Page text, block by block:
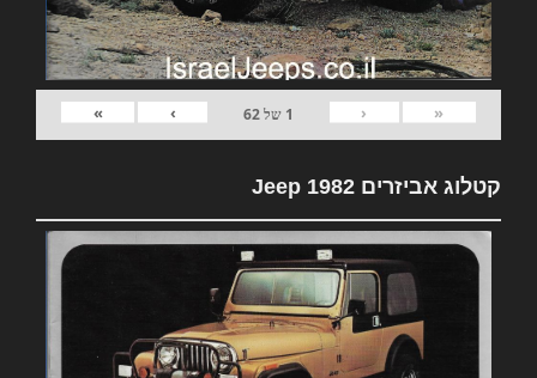
«
‹
1 של62
›
»
קטלוג אביזרים 1982 Jeep